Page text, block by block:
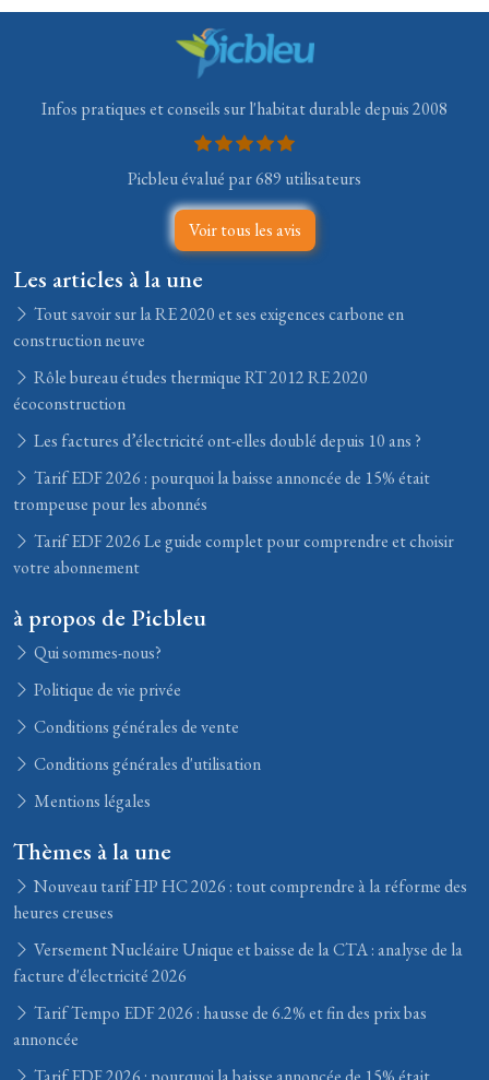
Infos pratiques et conseils sur l'habitat durable depuis 2008
Picbleu évalué par 689 utilisateurs
Voir tous les avis
Les articles à la une
Tout savoir sur la RE 2020 et ses exigences carbone en
construction neuve
Rôle bureau études thermique RT 2012 RE 2020
écoconstruction
Les factures d’électricité ont-elles doublé depuis 10 ans ?
Tarif EDF 2026 : pourquoi la baisse annoncée de 15% était
trompeuse pour les abonnés
Tarif EDF 2026 Le guide complet pour comprendre et choisir
votre abonnement
à propos de Picbleu
Qui sommes-nous?
Politique de vie privée
Conditions générales de vente
Conditions générales d'utilisation
Mentions légales
Thèmes à la une
Nouveau tarif HP HC 2026 : tout comprendre à la réforme des
heures creuses
Versement Nucléaire Unique et baisse de la CTA : analyse de la
facture d'électricité 2026
Tarif Tempo EDF 2026 : hausse de 6.2% et fin des prix bas
annoncée